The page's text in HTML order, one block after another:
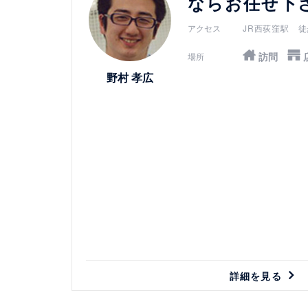
野村 孝広
アクセス JR西荻窪駅 徒
場所 訪問
詳細を見る